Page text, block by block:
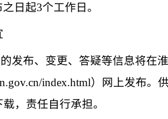
之日起3个工作日。
发布、变更、答疑等信息将在
index.html）网上发布
，责任自行承担。